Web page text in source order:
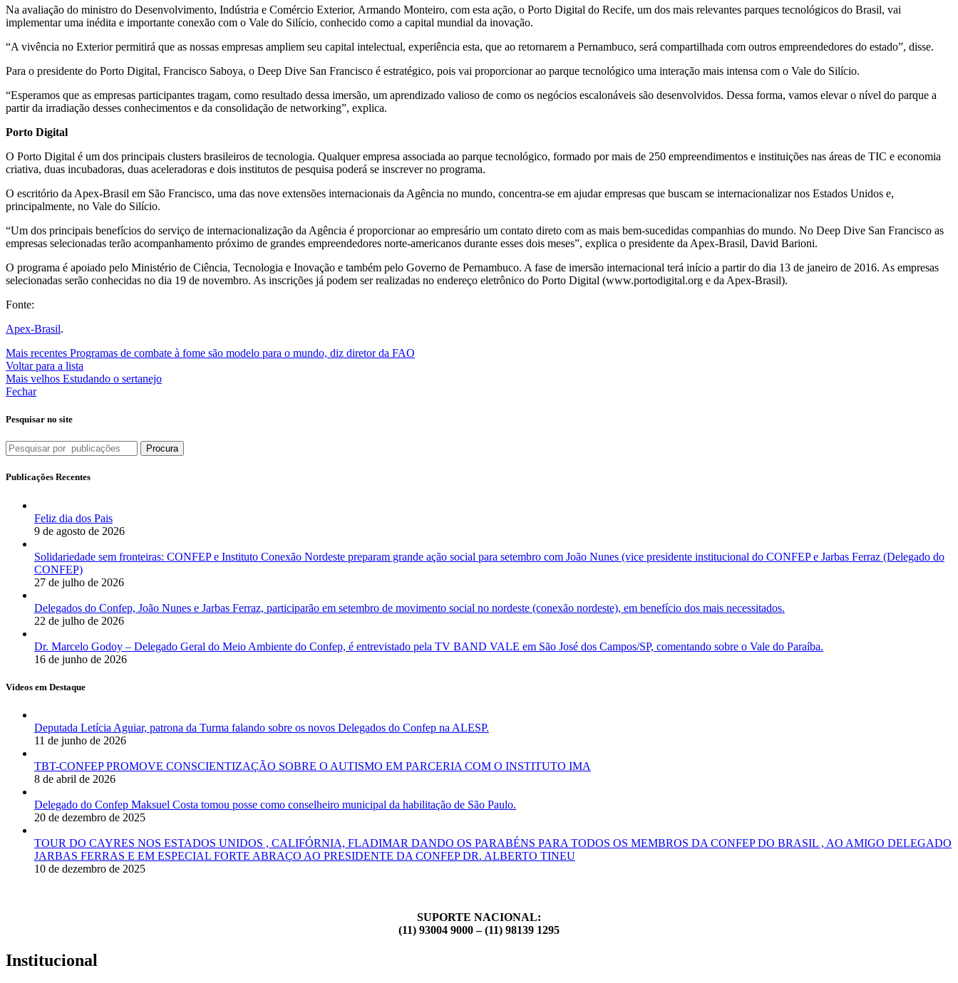
Na avaliação do ministro do Desenvolvimento, Indústria e Comércio Exterior, Armando Monteiro, com esta ação, o Porto Digital do Recife, um dos mais relevantes parques tecnológicos do Brasil, vai
implementar uma inédita e importante conexão com o Vale do Silício, conhecido como a capital mundial da inovação.
“A vivência no Exterior permitirá que as nossas empresas ampliem seu capital intelectual, experiência esta, que ao retornarem a Pernambuco, será compartilhada com outros empreendedores do estado”, disse.
Para o presidente do Porto Digital, Francisco Saboya, o Deep Dive San Francisco é estratégico, pois vai proporcionar ao parque tecnológico uma interação mais intensa com o Vale do Silício.
“Esperamos que as empresas participantes tragam, como resultado dessa imersão, um aprendizado valioso de como os negócios escalonáveis são desenvolvidos. Dessa forma, vamos elevar o nível do parque a
partir da irradiação desses conhecimentos e da consolidação de networking”, explica.
Porto Digital
O Porto Digital é um dos principais clusters brasileiros de tecnologia. Qualquer empresa associada ao parque tecnológico, formado por mais de 250 empreendimentos e instituições nas áreas de TIC e economia
criativa, duas incubadoras, duas aceleradoras e dois institutos de pesquisa poderá se inscrever no programa.
O escritório da Apex-Brasil em São Francisco, uma das nove extensões internacionais da Agência no mundo, concentra-se em ajudar empresas que buscam se internacionalizar nos Estados Unidos e,
principalmente, no Vale do Silício.
“Um dos principais benefícios do serviço de internacionalização da Agência é proporcionar ao empresário um contato direto com as mais bem-sucedidas companhias do mundo. No Deep Dive San Francisco as
empresas selecionadas terão acompanhamento próximo de grandes empreendedores norte-americanos durante esses dois meses”, explica o presidente da Apex-Brasil, David Barioni.
O programa é apoiado pelo Ministério de Ciência, Tecnologia e Inovação e também pelo Governo de Pernambuco. A fase de imersão internacional terá início a partir do dia 13 de janeiro de 2016. As empresas
selecionadas serão conhecidas no dia 19 de novembro. As inscrições já podem ser realizadas no endereço eletrônico do Porto Digital (www.portodigital.org e da Apex-Brasil).
Fonte:
Apex-Brasil.
Mais recentes Programas de combate à fome são modelo para o mundo, diz diretor da FAO
Voltar para a lista
Mais velhos Estudando o sertanejo
Fechar
Pesquisar no site
Procura
Publicações Recentes
Feliz dia dos Pais
9 de agosto de 2026
Solidariedade sem fronteiras: CONFEP e Instituto Conexão Nordeste preparam grande ação social para setembro com João Nunes (vice presidente institucional do CONFEP e Jarbas Ferraz (Delegado do
CONFEP)
27 de julho de 2026
Delegados do Confep, João Nunes e Jarbas Ferraz, participarão em setembro de movimento social no nordeste (conexão nordeste), em benefício dos mais necessitados.
22 de julho de 2026
Dr. Marcelo Godoy – Delegado Geral do Meio Ambiente do Confep, é entrevistado pela TV BAND VALE em São José dos Campos/SP, comentando sobre o Vale do Paraíba.
16 de junho de 2026
Vídeos em Destaque
Deputada Letícia Aguiar, patrona da Turma falando sobre os novos Delegados do Confep na ALESP.
11 de junho de 2026
TBT-CONFEP PROMOVE CONSCIENTIZAÇÃO SOBRE O AUTISMO EM PARCERIA COM O INSTITUTO IMA
8 de abril de 2026
Delegado do Confep Maksuel Costa tomou posse como conselheiro municipal da habilitação de São Paulo.
20 de dezembro de 2025
TOUR DO CAYRES NOS ESTADOS UNIDOS , CALIFÓRNIA, FLADIMAR DANDO OS PARABÉNS PARA TODOS OS MEMBROS DA CONFEP DO BRASIL , AO AMIGO DELEGADO
JARBAS FERRAS E EM ESPECIAL FORTE ABRAÇO AO PRESIDENTE DA CONFEP DR. ALBERTO TINEU
10 de dezembro de 2025
SUPORTE NACIONAL:
(11) 93004 9000 – (11) 98139 1295
Institucional